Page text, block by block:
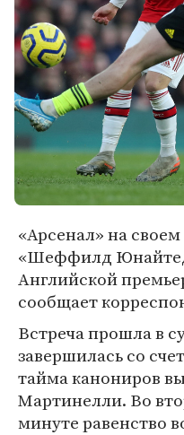
«Арсенал» на
«Шеффилд
Английской
сообщает
Встреча прошла в
завершилась со
тайма канониров
Мартинелли. Во
минуте равенство